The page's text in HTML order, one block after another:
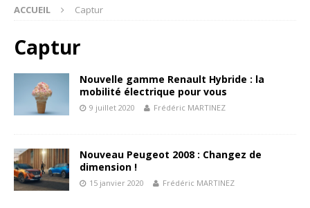
ACCUEIL Captur
Captur
Nouvelle gamme Renault Hybride : la
mobilité électrique pour vous
9 juillet 2020 Frédéric MARTINEZ
Nouveau Peugeot 2008 : Changez de
dimension !
15 janvier 2020 Frédéric MARTINEZ